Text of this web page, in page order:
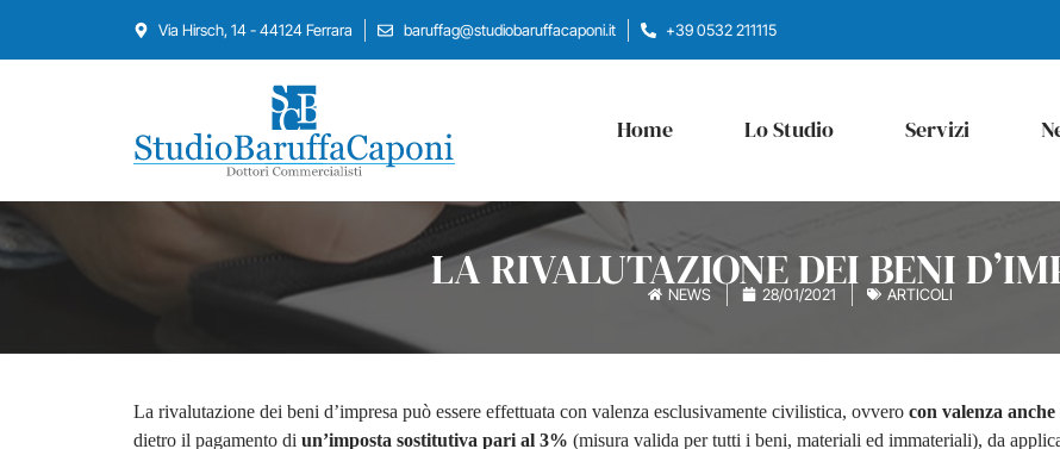
Via Hirsch, 14 - 44124 Ferrara baruffag@studiobaruffacaponi.it +39 0532 211115
Home Lo Studio Servizi
LA RIVALUTAZIONE DEI BENI
NEWS 28/01/2021 ARTICOLI
La rivalutazione dei beni d’impresa può essere effettuata con valenza esclusivamente civilistica, ovvero con valenza anche
dietro il pagamento di un’imposta sostitutiva pari al 3% (misura valida per tutti i beni, materiali ed immateriali), da